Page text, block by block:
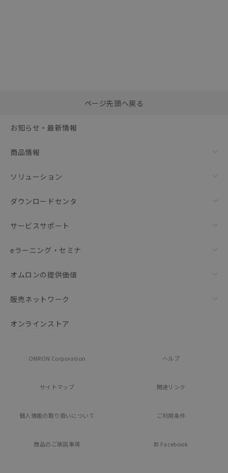
括ダウンロード
ページ先頭へ戻る
お知らせ・最新情報
商品情報
ソリューション
ダウンロードセンタ
サービスサポート
eラーニング・セミナ
オムロンの提供価値
販売ネットワーク
オンラインストア
OMRON Corporation ヘルプ
サイトマップ 関連リンク
個人情報の取り扱いについて ご利用条件
商品のご承諾事項 Facebook